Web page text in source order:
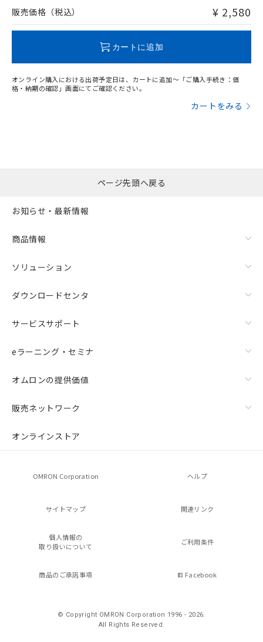
問い合わせください。
販売価格（税込） ¥ 2,580
カートに追加
オンライン購入における出荷予定日は、カートに追加～「ご購入手続き：価
格・納期の確認」画面にてご確認ください。
カートをみる
ページ先頭へ戻る
お知らせ・最新情報
商品情報
ソリューション
ダウンロードセンタ
サービスサポート
eラーニング・セミナ
オムロンの提供価値
販売ネットワーク
オンラインストア
OMRON Corporation ヘルプ
サイトマップ 関連リンク
個人情報の
取り扱いについて
ご利用条件
商品のご承諾事項 Facebook
© Copyright OMRON Corporation 1996 - 2026.
All Rights Reserved.